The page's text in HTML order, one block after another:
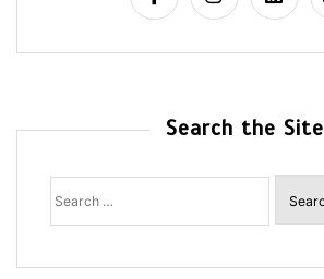
Search the Site
Search
for: